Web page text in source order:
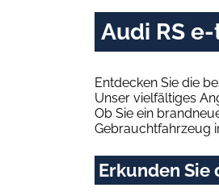
Audi RS
Entdecken Sie die
Unser vielfältiges
Ob Sie ein
Gebrauchtfahrzeug
Erkunden Sie